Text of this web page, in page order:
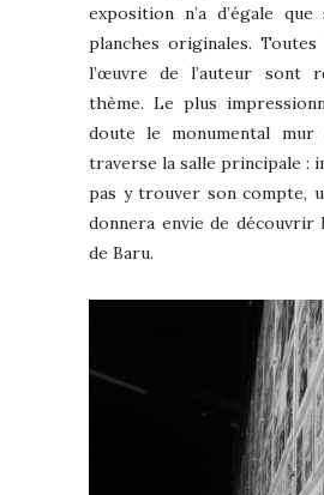
exposition n’a d’égale
planches originales.
l’œuvre de l’auteur sont
thème. Le plus
doute le monumental mur
traverse la salle principale :
pas y trouver son compte,
donnera envie de découvrir
de Baru.